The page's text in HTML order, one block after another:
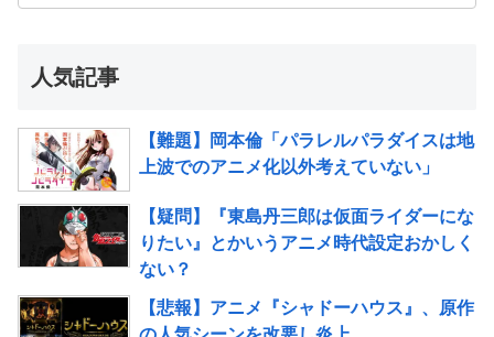
人気記事
【難題】岡本倫「パラレルパラダイスは地
上波でのアニメ化以外考えていない」
【疑問】『東島丹三郎は仮面ライダーにな
りたい』とかいうアニメ時代設定おかしく
ない？
【悲報】アニメ『シャドーハウス』、原作